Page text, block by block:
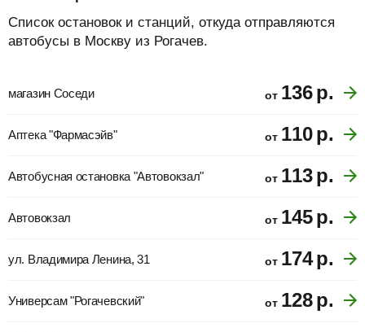
Список остановок и станций, откуда отправляются
автобусы в Москву из Рогачев.
магазин Соседи от 136р.
Аптека "Фармасэйв" от 110р.
Автобусная остановка "Автовокзал" от 113р.
Автовокзал от 145р.
ул. Владимира Ленина, 31 от 174р.
Универсам "Рогачевский" от 128р.